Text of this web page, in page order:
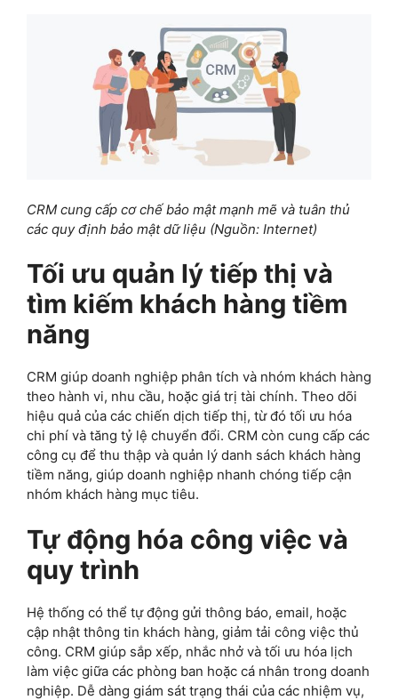
CRM cung cấp cơ chế bảo mật mạnh mẽ và tuân thủ
các quy định bảo mật dữ liệu (Nguồn: Internet)
Tối ưu quản lý tiếp thị và
tìm kiếm khách hàng tiềm
năng
CRM giúp doanh nghiệp phân tích và nhóm khách hàng
theo hành vi, nhu cầu, hoặc giá trị tài chính. Theo dõi
hiệu quả của các chiến dịch tiếp thị, từ đó tối ưu hóa
chi phí và tăng tỷ lệ chuyển đổi. CRM còn cung cấp các
công cụ để thu thập và quản lý danh sách khách hàng
tiềm năng, giúp doanh nghiệp nhanh chóng tiếp cận
nhóm khách hàng mục tiêu.
Tự động hóa công việc và
quy trình
Hệ thống có thể tự động gửi thông báo, email, hoặc
cập nhật thông tin khách hàng, giảm tải công việc thủ
công. CRM giúp sắp xếp, nhắc nhở và tối ưu hóa lịch
làm việc giữa các phòng ban hoặc cá nhân trong doanh
nghiệp. Dễ dàng giám sát trạng thái của các nhiệm vụ,